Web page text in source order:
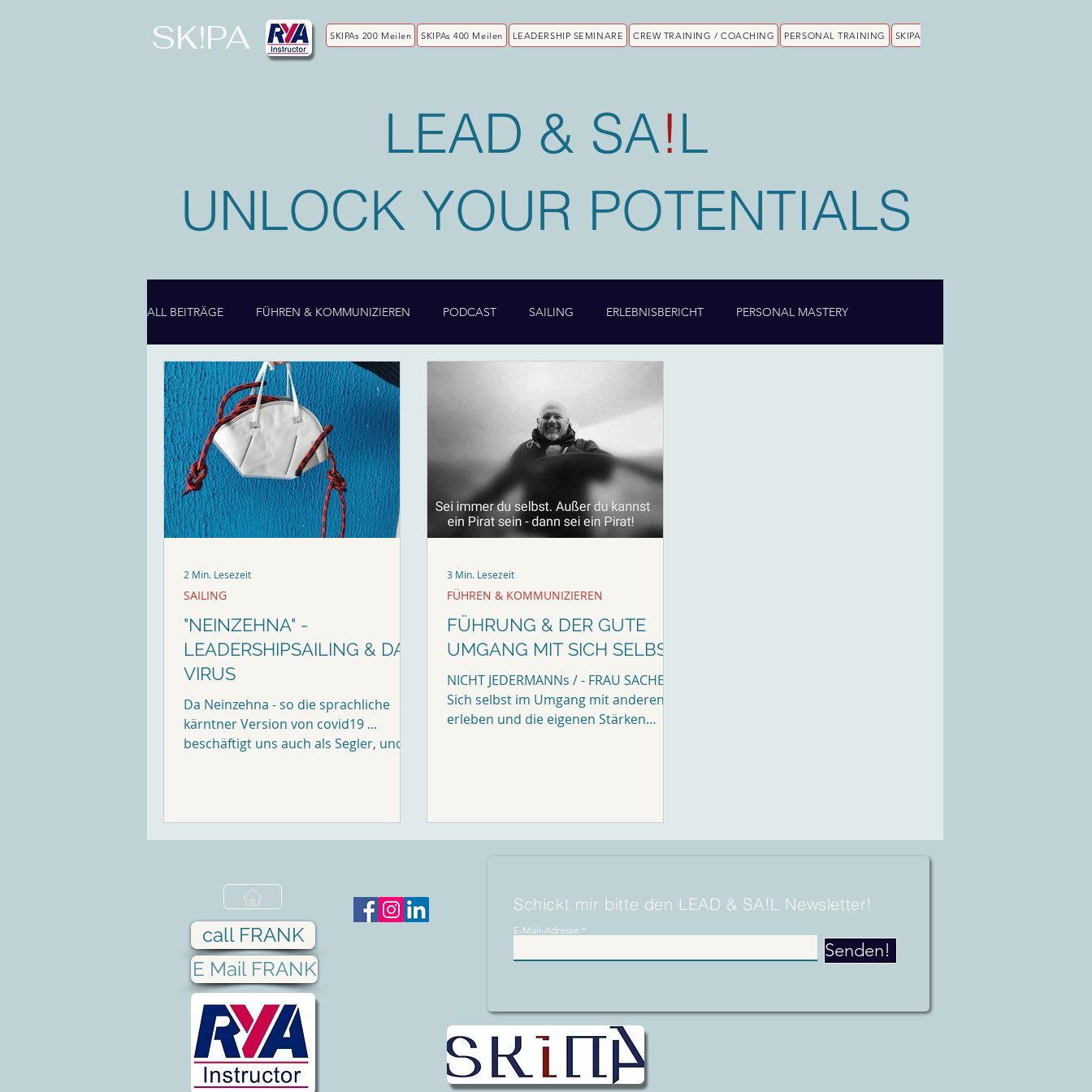
SKIPAs 200 Meilen SKIPAs 400 Meilen LEADERSHIP SEMINARE CREW TRAINING / COACHING PERSONAL TRAINING SKIPA
SK!PA
LEAD & SA!L
UNLOCK YOUR POTENTIALS
ALL BEITRÄGE FÜHREN & KOMMUNIZIEREN PODCAST SAILING ERLEBNISBERICHT PERSONAL MASTERY
"NEINZEHNA" -
LEADERSHIPSAILING & DAS
VIRUS
Da Neinzehna - so die sprachliche
kärntner Version von covid19 ...
beschäftigt uns auch als Segler, und
SAILING
2 Min. Lesezeit
FÜHRUNG & DER GUTE
UMGANG MIT SICH SELBST
NICHT JEDERMANNs / - FRAU SACHE!
Sich selbst im Umgang mit anderen zu
erleben und die eigenen Stärken
FÜHREN & KOMMUNIZIEREN
3 Min. Lesezeit
call FRANK
E Mail FRANK
Schickt mir bitte den LEAD & SA!L Newsletter!
E-Mail-Adresse
Senden!